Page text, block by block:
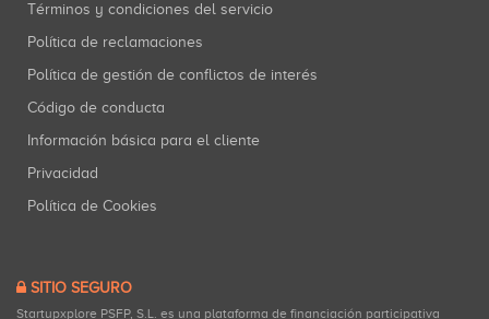
Términos y condiciones del servicio
Política de reclamaciones
Política de gestión de conflictos de interés
Código de conducta
Información básica para el cliente
Privacidad
Política de Cookies
SITIO SEGURO
Startupxplore PSFP, S.L. es una plataforma de financiación participativa